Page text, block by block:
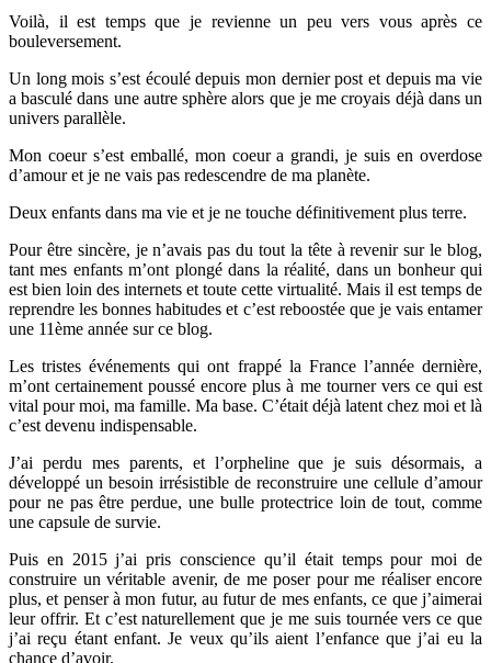
Voilà, il est temps que je revienne un peu vers vous après ce
bouleversement.
Un long mois s’est écoulé depuis mon dernier post et depuis ma vie
a basculé dans une autre sphère alors que je me croyais déjà dans un
univers parallèle.
Mon coeur s’est emballé, mon coeur a grandi, je suis en overdose
d’amour et je ne vais pas redescendre de ma planète.
Deux enfants dans ma vie et je ne touche définitivement plus terre.
Pour être sincère, je n’avais pas du tout la tête à revenir sur le blog,
tant mes enfants m’ont plongé dans la réalité, dans un bonheur qui
est bien loin des internets et toute cette virtualité. Mais il est temps de
reprendre les bonnes habitudes et c’est reboostée que je vais entamer
une 11ème année sur ce blog.
Les tristes événements qui ont frappé la France l’année dernière,
m’ont certainement poussé encore plus à me tourner vers ce qui est
vital pour moi, ma famille. Ma base. C’était déjà latent chez moi et là
c’est devenu indispensable.
J’ai perdu mes parents, et l’orpheline que je suis désormais, a
développé un besoin irrésistible de reconstruire une cellule d’amour
pour ne pas être perdue, une bulle protectrice loin de tout, comme
une capsule de survie.
Puis en 2015 j’ai pris conscience qu’il était temps pour moi de
construire un véritable avenir, de me poser pour me réaliser encore
plus, et penser à mon futur, au futur de mes enfants, ce que j’aimerai
leur offrir. Et c’est naturellement que je me suis tournée vers ce que
j’ai reçu étant enfant. Je veux qu’ils aient l’enfance que j’ai eu la
chance d’avoir.